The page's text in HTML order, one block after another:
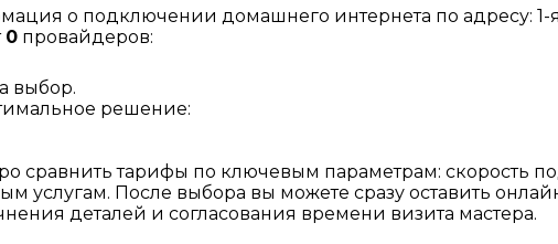
о подключении домашнего интернета по адресу: 1-
0 провайдеров:
выбор.
решение:
сравнить тарифы по ключевым параметрам: скорость
услугам. После выбора вы можете сразу оставить
деталей и согласования времени визита мастера.